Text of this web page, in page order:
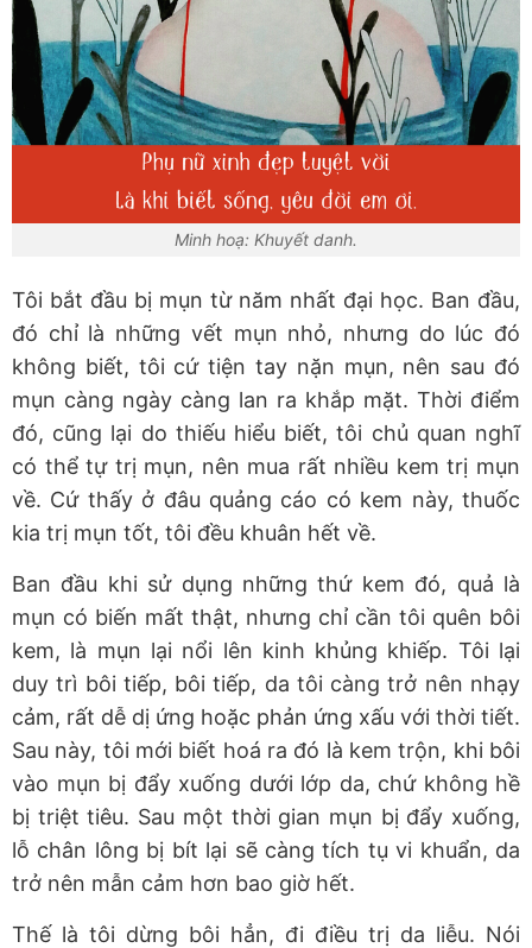
Minh hoạ: Khuyết danh.
Tôi bắt đầu bị mụn từ năm nhất đại học. Ban đầu,
đó chỉ là những vết mụn nhỏ, nhưng do lúc đó
không biết, tôi cứ tiện tay nặn mụn, nên sau đó
mụn càng ngày càng lan ra khắp mặt. Thời điểm
đó, cũng lại do thiếu hiểu biết, tôi chủ quan nghĩ
có thể tự trị mụn, nên mua rất nhiều kem trị mụn
về. Cứ thấy ở đâu quảng cáo có kem này, thuốc
kia trị mụn tốt, tôi đều khuân hết về.
Ban đầu khi sử dụng những thứ kem đó, quả là
mụn có biến mất thật, nhưng chỉ cần tôi quên bôi
kem, là mụn lại nổi lên kinh khủng khiếp. Tôi lại
duy trì bôi tiếp, bôi tiếp, da tôi càng trở nên nhạy
cảm, rất dễ dị ứng hoặc phản ứng xấu với thời tiết.
Sau này, tôi mới biết hoá ra đó là kem trộn, khi bôi
vào mụn bị đẩy xuống dưới lớp da, chứ không hề
bị triệt tiêu. Sau một thời gian mụn bị đẩy xuống,
lỗ chân lông bị bít lại sẽ càng tích tụ vi khuẩn, da
trở nên mẫn cảm hơn bao giờ hết.
Thế là tôi dừng bôi hẳn, đi điều trị da liễu. Nói